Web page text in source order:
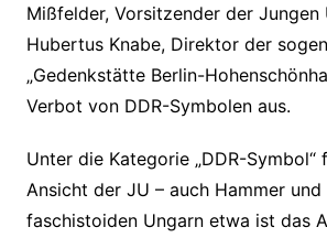
Mißfelder, Vorsitzender der Jungen
Hubertus Knabe, Direktor der
„Gedenkstätte Berlin-
Verbot von DDR-Symbolen aus.
Unter die Kategorie „DDR-Symbol“
Ansicht der JU – auch Hammer und
faschistoiden Ungarn etwa ist das